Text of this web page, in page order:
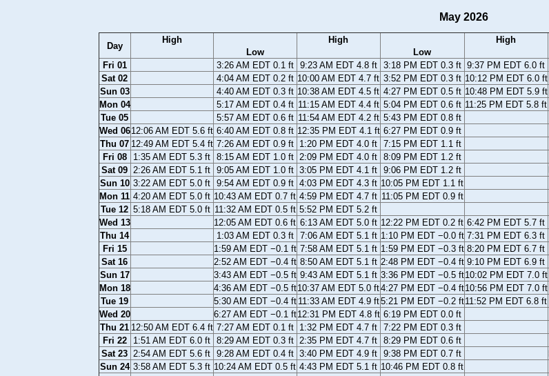
May 2026
Day
High
Low
High
Low
High
Fri 01
3:26 AM EDT 0.1 ft 9:23 AM EDT 4.8 ft 3:18 PM EDT 0.3 ft 9:37 PM EDT 6.0 ft
Sat 02
4:04 AM EDT 0.2 ft 10:00 AM EDT 4.7 ft 3:52 PM EDT 0.3 ft 10:12 PM EDT 6.0 ft
Sun 03
4:40 AM EDT 0.3 ft 10:38 AM EDT 4.5 ft 4:27 PM EDT 0.5 ft 10:48 PM EDT 5.9 ft
Mon 04
5:17 AM EDT 0.4 ft 11:15 AM EDT 4.4 ft 5:04 PM EDT 0.6 ft 11:25 PM EDT 5.8 ft
Tue 05
5:57 AM EDT 0.6 ft 11:54 AM EDT 4.2 ft 5:43 PM EDT 0.8 ft
Wed 0612:06 AM EDT 5.6 ft 6:40 AM EDT 0.8 ft 12:35 PM EDT 4.1 ft 6:27 PM EDT 0.9 ft
Thu 07 12:49 AM EDT 5.4 ft 7:26 AM EDT 0.9 ft 1:20 PM EDT 4.0 ft 7:15 PM EDT 1.1 ft
Fri 08
1:35 AM EDT 5.3 ft 8:15 AM EDT 1.0 ft 2:09 PM EDT 4.0 ft 8:09 PM EDT 1.2 ft
Sat 09 2:26 AM EDT 5.1 ft 9:05 AM EDT 1.0 ft 3:05 PM EDT 4.1 ft 9:06 PM EDT 1.2 ft
Sun 10 3:22 AM EDT 5.0 ft 9:54 AM EDT 0.9 ft 4:03 PM EDT 4.3 ft 10:05 PM EDT 1.1 ft
Mon 11 4:20 AM EDT 5.0 ft 10:43 AM EDT 0.7 ft 4:59 PM EDT 4.7 ft 11:05 PM EDT 0.9 ft
Tue 12 5:18 AM EDT 5.0 ft 11:32 AM EDT 0.5 ft 5:52 PM EDT 5.2 ft
Wed 13
12:05 AM EDT 0.6 ft 6:13 AM EDT 5.0 ft 12:22 PM EDT 0.2 ft 6:42 PM EDT 5.7 ft
Thu 14
1:03 AM EDT 0.3 ft 7:06 AM EDT 5.1 ft 1:10 PM EDT −0.0 ft 7:31 PM EDT 6.3 ft
Fri 15
1:59 AM EDT −0.1 ft 7:58 AM EDT 5.1 ft 1:59 PM EDT −0.3 ft 8:20 PM EDT 6.7 ft
Sat 16
2:52 AM EDT −0.4 ft 8:50 AM EDT 5.1 ft 2:48 PM EDT −0.4 ft 9:10 PM EDT 6.9 ft
Sun 17
3:43 AM EDT −0.5 ft 9:43 AM EDT 5.1 ft 3:36 PM EDT −0.5 ft10:02 PM EDT 7.0 ft
Mon 18
4:36 AM EDT −0.5 ft10:37 AM EDT 5.0 ft4:27 PM EDT −0.4 ft10:56 PM EDT 7.0 ft
Tue 19
5:30 AM EDT −0.4 ft 11:33 AM EDT 4.9 ft5:21 PM EDT −0.2 ft11:52 PM EDT 6.8 ft
Wed 20
6:27 AM EDT −0.1 ft12:31 PM EDT 4.8 ft 6:19 PM EDT 0.0 ft
Thu 21 12:50 AM EDT 6.4 ft 7:27 AM EDT 0.1 ft 1:32 PM EDT 4.7 ft 7:22 PM EDT 0.3 ft
Fri 22
1:51 AM EDT 6.0 ft 8:29 AM EDT 0.3 ft 2:35 PM EDT 4.7 ft 8:29 PM EDT 0.6 ft
Sat 23 2:54 AM EDT 5.6 ft 9:28 AM EDT 0.4 ft 3:40 PM EDT 4.9 ft 9:38 PM EDT 0.7 ft
Sun 24 3:58 AM EDT 5.3 ft 10:24 AM EDT 0.5 ft 4:43 PM EDT 5.1 ft 10:46 PM EDT 0.8 ft